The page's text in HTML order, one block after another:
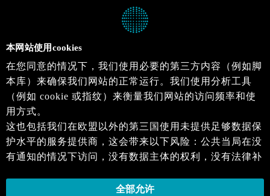
本网站使用cookies
在您同意的情况下，我们使用必要的第三方内容（例如脚
本库）来确保我们网站的正常运行。我们使用分析工具
（例如 cookie 或指纹）来衡量我们网站的访问频率和使
用方式。
这也包括我们在欧盟以外的第三国使用未提供足够数据保
护水平的服务提供商，这会带来以下风险：公共当局在没
有通知的情况下访问，没有数据主体的权利，没有法律补
当您同意时，即表示您同意上述活动。您可以撤回您的同
全部允许